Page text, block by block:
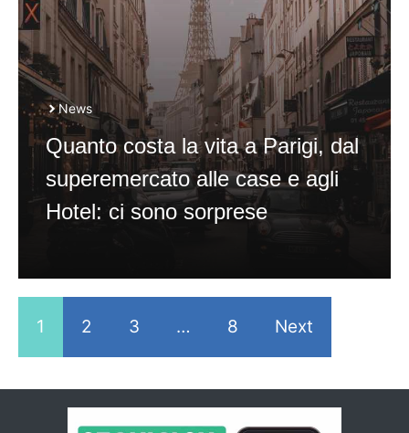
News
Quanto costa la vita a Parigi, dal
superemercato alle case e agli
Hotel: ci sono sorprese
1 2 3 … 8 Next